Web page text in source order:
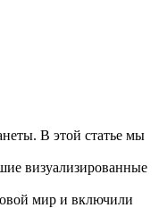
В этой статье мы
визуализированные
мир и включили